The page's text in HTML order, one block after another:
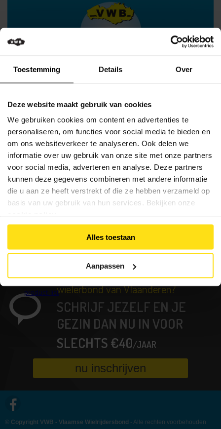
Toestemming Details Over
Deze website maakt gebruik van cookies
We gebruiken cookies om content en advertenties te
personaliseren, om functies voor social media te bieden en
om ons websiteverkeer te analyseren. Ook delen we
informatie over uw gebruik van onze site met onze partners
voor social media, adverteren en analyse. Deze partners
kunnen deze gegevens combineren met andere informatie
die u aan ze heeft verstrekt of die ze hebben verzameld op
basis van uw gebruik van hun services. Bekijken onze
Alles toestaan
Aanpassen
Media
Flandrienne
VWB
Nieuws
Actueel
Artikels
Veelgestelde
vragen
/
FAQ
Lid
Ledenvoordelen
Verzekering
Kalender
Downloads
Contact
Volg ons ook op Facebook
VLAAMSE WIELRIJDERSBOND VZW
Volg ons ook op Instagram
Nog geen lid bij de grootste
wielerbond van Vlaanderen?
SCHRIJF JEZELF EN JE
GEZIN DAN NU IN VOOR
SLECHTS €40/JAAR
nu inschrijven
© Copyright VWB - Vlaamse Wielrijdersbond - Alle rechten voorbehouden